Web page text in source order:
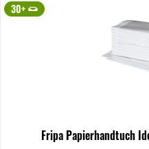
30+
Fripa Papierhandtuch